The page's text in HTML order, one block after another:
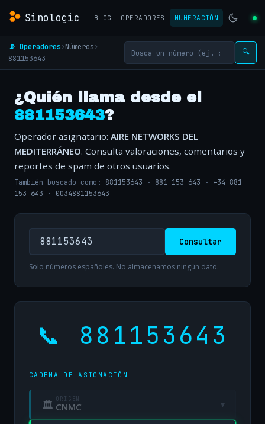
Sinologic BLOG OPERADORES NUMERACIÓN
📡 Operadores›Números›
881153643
🔍
¿Quién llama desde el
881153643?
Operador asignatario: AIRE NETWORKS DEL
MEDITERRÁNEO. Consulta valoraciones, comentarios y
reportes de spam de otros usuarios.
También buscado como: 881153643 · 881 153 643 · +34 881
153 643 · 0034881153643
Consultar
Solo números españoles. No almacenamos ningún dato.
📞 881153643
CADENA DE ASIGNACIÓN
🏛 ORIGEN
CNMC ▾